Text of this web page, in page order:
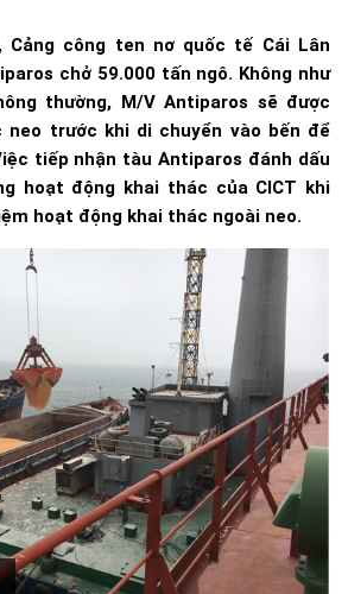
Cảng công ten nơ quốc tế Cái Lân
chở 59.000 tấn ngô. Không như
thường, M/V Antiparos sẽ được
neo trước khi di chuyển vào bến để
tiếp nhận tàu Antiparos đánh dấu
hoạt động khai thác của CICT khi
hoạt động khai thác ngoài neo.